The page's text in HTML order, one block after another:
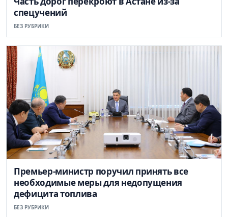
спецучений
БЕЗ РУБРИКИ
Премьер-министр поручил принять все
необходимые меры для недопущения
дефицита топлива
БЕЗ РУБРИКИ